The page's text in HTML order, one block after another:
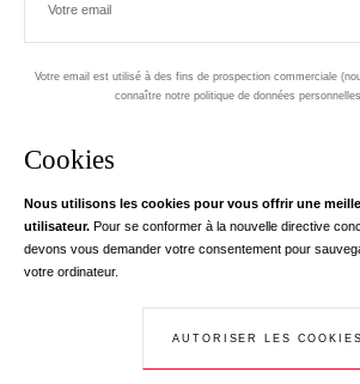
Cookies
Nous utilisons les cookies pour vous offrir une
utilisateur. Pour se conformer à la nouvelle directive
devons vous demander votre consentement pour
votre ordinateur.
AUTORISER LES COOKIES
Votre email
Votre email est utilisé à des fins de prospection commerciale
connaître notre politique de données
© Creaddict - Tous droits réservés
Votre adresse email
RedLine. Conformément à la loi, vous disposez d'un
rectifications et d'opposition à vos données
données personnelles.